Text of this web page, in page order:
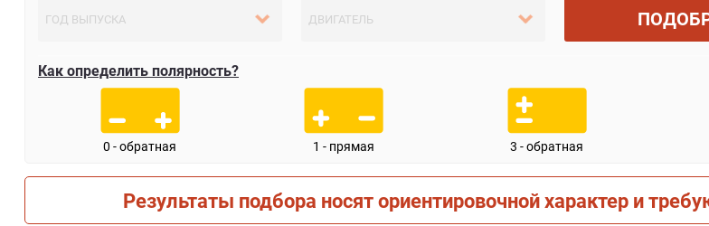
Как определить полярность?
0 - обратная 1 - прямая 3 - обратная
Результаты подбора носят ориентировочной характер и